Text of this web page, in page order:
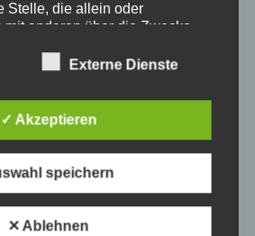
Stelle, die allein oder
mit anderen über die Zwecke
Daten entscheidet.
durch das Unionsrecht oder
Mitgliedstaaten vorgegeben,
können die bestimmten
Benennung nach dem
vorgesehen werden.
Externe Dienste
✓ Akzeptieren
speichern
✕ Ablehnen